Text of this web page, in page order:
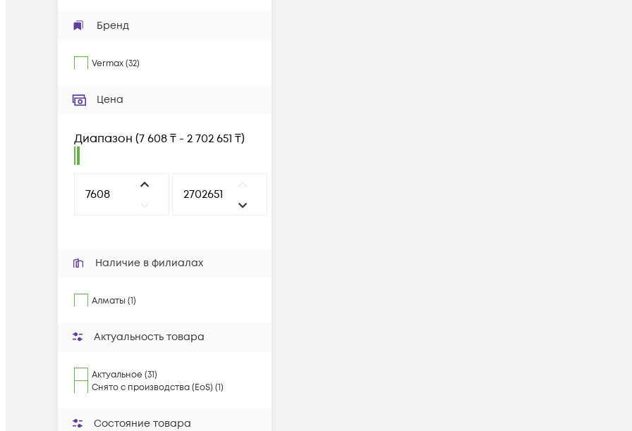
Бренд
Vermax(32)
Цена
Диапазон (7 608 ₸ - 2 702 651 ₸)
Наличие в филиалах
Алматы (1)
Актуальность товара
Актуальное (31)
Снято с производства (EoS) (1)
Состояние товара